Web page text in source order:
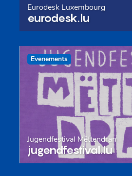
Eurodesk Luxembourg
eurodesk.lu
Evenements
Jugendfestival Mëttendran
jugendfestival.lu